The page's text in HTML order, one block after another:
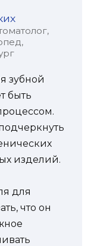
зубной
быть
изделий.
для
что он